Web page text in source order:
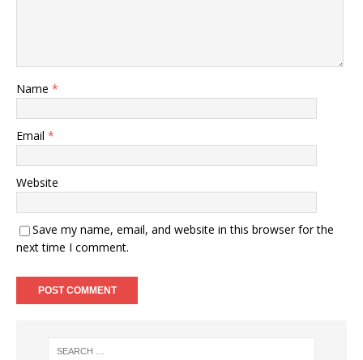
Name *
Email *
Website
Save my name, email, and website in this browser for the
next time I comment.